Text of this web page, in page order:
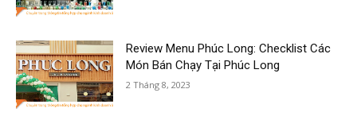
Review Menu Phúc Long: Checklist Các
Món Bán Chạy Tại Phúc Long
2 Tháng 8, 2023